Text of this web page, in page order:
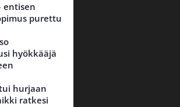
entisen
purettu
hyökkääjä
hurjaan
ratkesi